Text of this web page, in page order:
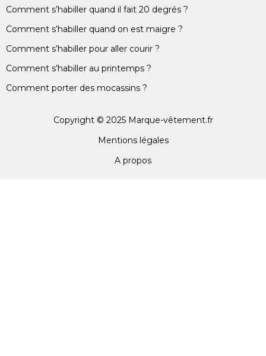
Comment s’habiller quand il fait 20 degrés ?
Comment s’habiller quand on est maigre ?
Comment s’habiller pour aller courir ?
Comment s’habiller au printemps ?
Comment porter des mocassins ?
Copyright © 2025 Marque-vêtement.fr
Mentions légales
A propos